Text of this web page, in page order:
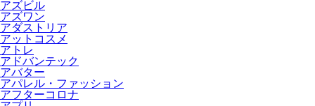
アズビル
アズワン
アダストリア
アットコスメ
アトレ
アドバンテック
アバター
アパレル・ファッション
アフターコロナ